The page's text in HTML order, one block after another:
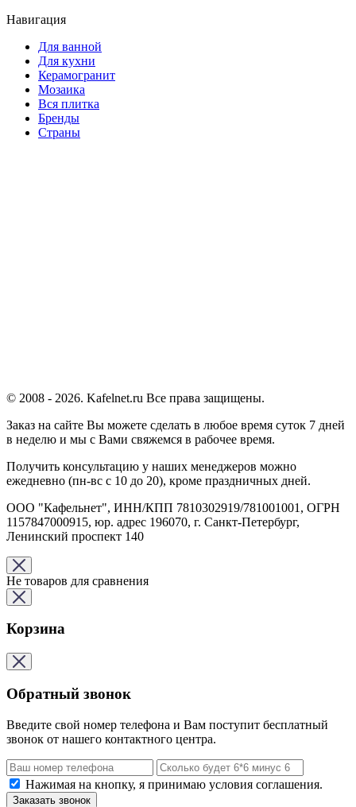
Навигация
Для ванной
Для кухни
Керамогранит
Мозаика
Вся плитка
Бренды
Страны
© 2008 - 2026. Kafelnet.ru Все права защищены.
Заказ на сайте Вы можете сделать в любое время суток 7 дней
в неделю и мы с Вами свяжемся в рабочее время.
Получить консультацию у наших менеджеров можно
ежедневно (пн-вс с 10 до 20), кроме праздничных дней.
ООО "Кафельнет", ИНН/КПП 7810302919/781001001, ОГРН
1157847000915, юр. адрес 196070, г. Санкт-Петербург,
Ленинский проспект 140
Не товаров для сравнения
Корзина
Обратный звонок
Введите свой номер телефона и Вам поступит бесплатный
звонок от нашего контактного центра.
Нажимая на кнопку, я принимаю условия соглашения.
Заказать звонок